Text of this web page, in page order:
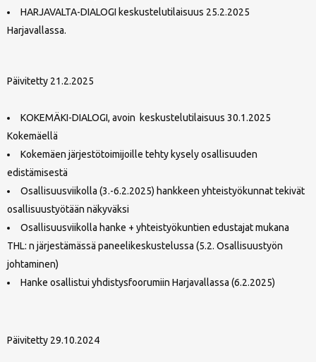
HARJAVALTA-DIALOGI keskustelutilaisuus 25.2.2025
Harjavallassa.
Päivitetty 21.2.2025
KOKEMÄKI-DIALOGI, avoin keskustelutilaisuus 30.1.2025
Kokemäellä
Kokemäen järjestötoimijoille tehty kysely osallisuuden
edistämisestä
Osallisuusviikolla (3.-6.2.2025) hankkeen yhteistyökunnat tekivät
osallisuustyötään näkyväksi
Osallisuusviikolla hanke + yhteistyökuntien edustajat mukana
THL: n järjestämässä paneelikeskustelussa (5.2. Osallisuustyön
johtaminen)
Hanke osallistui yhdistysfoorumiin Harjavallassa (6.2.2025)
Päivitetty 29.10.2024